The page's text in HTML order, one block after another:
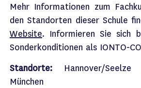
Mehr Informationen zum
den Standorten dieser Schule
Website.​ Informieren Sie sich
Sonderkonditionen als IONTO-
Standorte:
Hannover/
München